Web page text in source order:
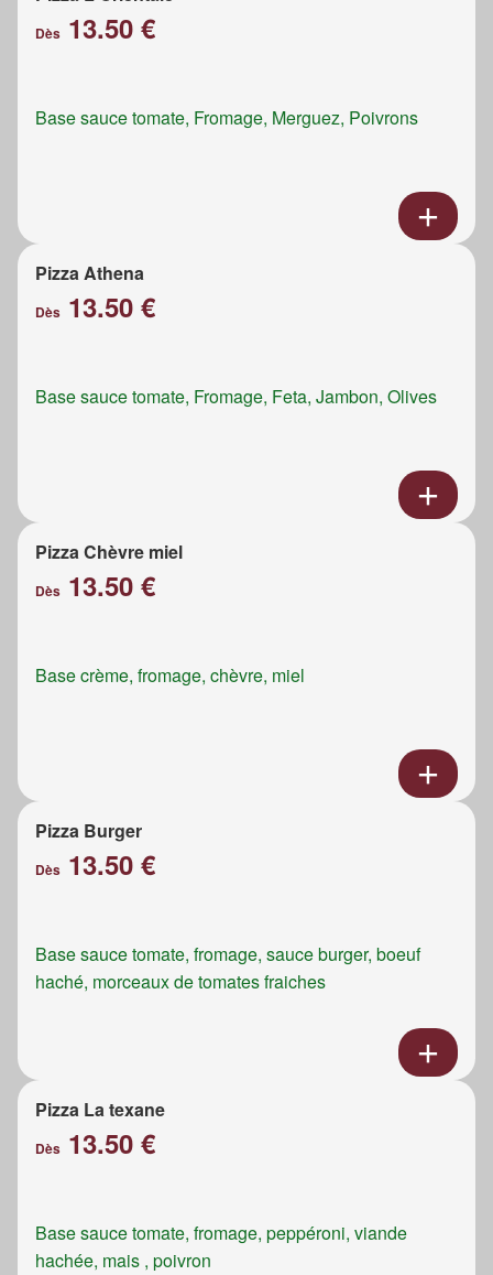
Dès 13.50 €
Base sauce tomate, Fromage, Merguez, Poivrons
Pizza Athena
Dès 13.50 €
Base sauce tomate, Fromage, Feta, Jambon, Olives
Pizza Chèvre miel
Dès 13.50 €
Base crème, fromage, chèvre, miel
Pizza Burger
Dès 13.50 €
Base sauce tomate, fromage, sauce burger, boeuf
haché, morceaux de tomates fraiches
Pizza La texane
Dès 13.50 €
Base sauce tomate, fromage, peppéroni, viande
hachée, mais , poivron